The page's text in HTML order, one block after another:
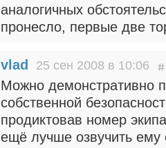
аналогичных
пронесло, первые две
vlad 25 сен 2008 в 10:06
Можно демонстративно
собственной
продиктовав номер
ещё лучше озвучить